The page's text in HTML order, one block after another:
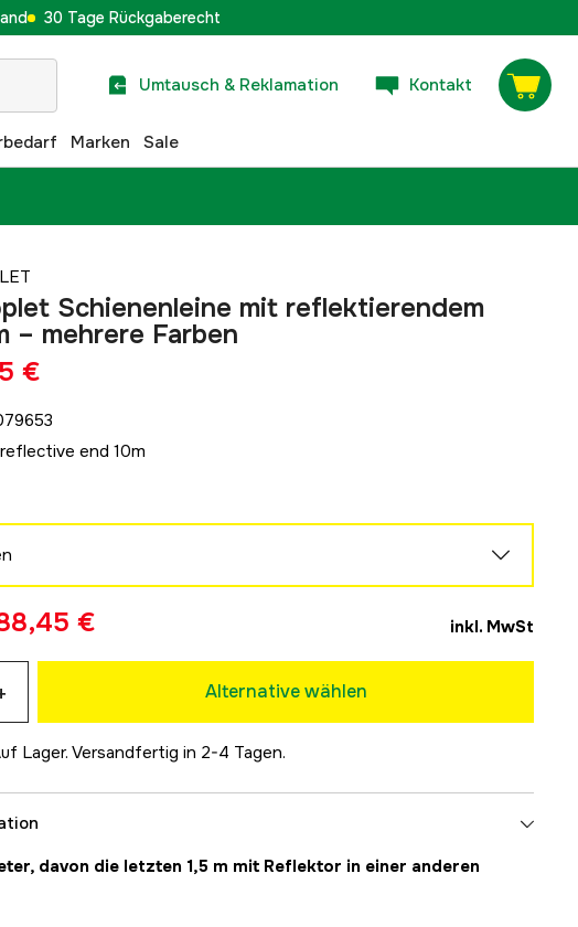
30 Tage Rückgaberecht
Umtausch & Reklamation Kontakt
Marken Sale
Schienenleine mit reflektierendem
– mehrere Farben
€
end 10m
€
€
Pink
€
€ inkl. MwSt
Alternative wählen
Lager. Versandfertig in 2-4 Tagen.
davon die letzten 1,5 m mit Reflektor in einer anderen